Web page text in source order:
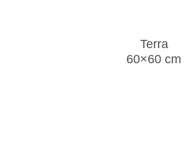
Terra
60×60 cm